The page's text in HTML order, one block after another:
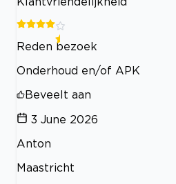
Reden bezoek
Onderhoud en/of APK
Beveelt aan
3 June 2026
Anton
Maastricht